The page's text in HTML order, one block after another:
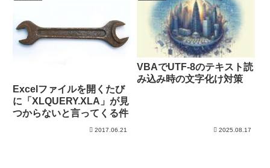
Excelファイルを開くたび
に「XLQUERY.XLA」が見
つからないと言ってくる件
2017.06.21
VBAでUTF-8のテキスト読
み込み時の文字化け対策
2025.08.17